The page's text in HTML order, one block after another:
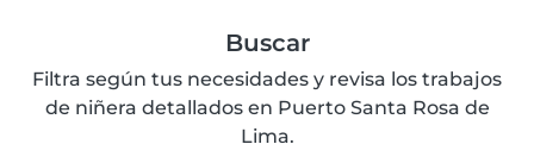
Buscar
Filtra según tus necesidades y revisa los trabajos
de niñera detallados en Puerto Santa Rosa de
Lima.